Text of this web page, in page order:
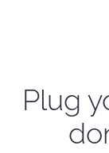
Plug